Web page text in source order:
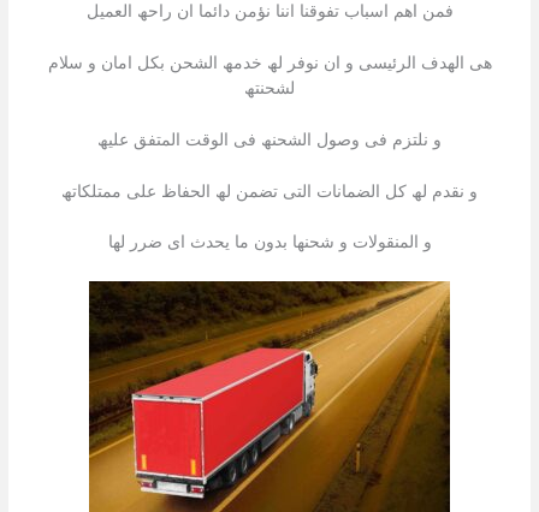
فمن اھم اسباب تفوقنا اننا نؤمن دائما ان راحھ العمیل
ھى الھدف الرئیسى و ان نوفر لھ خدمھ الشحن بكل امان و سلام
لشحنتھ
و نلتزم فى وصول الشحنھ فى الوقت المتفق علیھ
و نقدم لھ كل الضمانات التى تضمن لھ الحفاظ على ممتلكاتھ
و المنقولات و شحنھا بدون ما یحدث اى ضرر لھا